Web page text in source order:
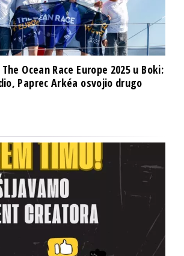
Ocean Race Europe 2025 u Boki:
Paprec Arkéa osvojio drugo